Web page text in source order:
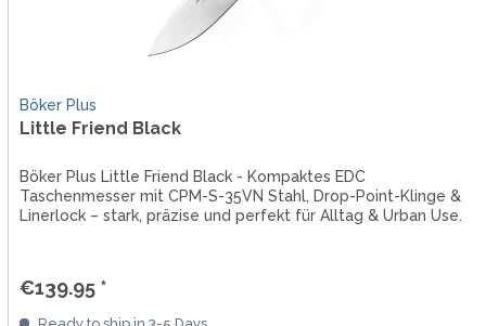
Böker Plus
Little Friend Black
Böker Plus Little Friend Black - Kompaktes EDC
Taschenmesser mit CPM-S-35VN Stahl, Drop-Point-Klinge &
Linerlock – stark, präzise und perfekt für Alltag & Urban Use.
€139.95 *